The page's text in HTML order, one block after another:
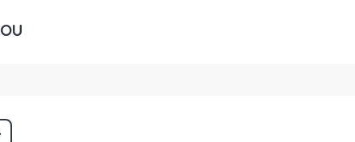
(1K6) SEDAN 2.0 16V TSI